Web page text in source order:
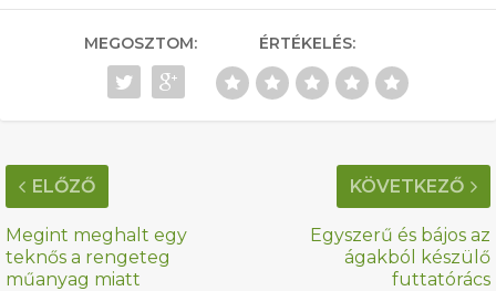
MEGOSZTOM: ÉRTÉKELÉS:
ELŐZŐ
Megint meghalt egy
teknős a rengeteg
műanyag miatt
KÖVETKEZŐ
Egyszerű és bájos az
ágakból készülő
futtatórács